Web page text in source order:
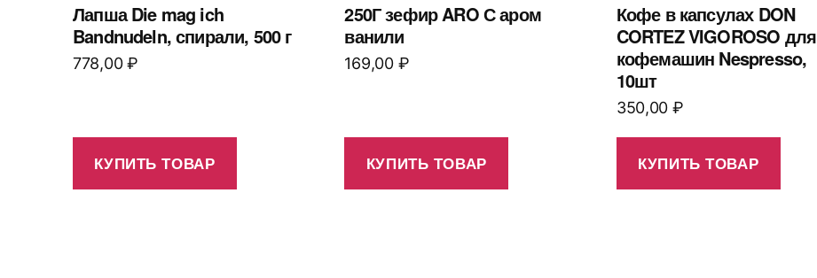
Лапша Die mag ich
Bandnudeln, спирали, 500 г
778,00₽
КУПИТЬ ТОВАР
250Г зефир ARO С аром
ванили
169,00 ₽
КУПИТЬ ТОВАР
Кофе в капсулах DON
CORTEZ VIGOROSO для
кофемашин Nespresso,
10шт
350,00 ₽
КУПИТЬ ТОВАР